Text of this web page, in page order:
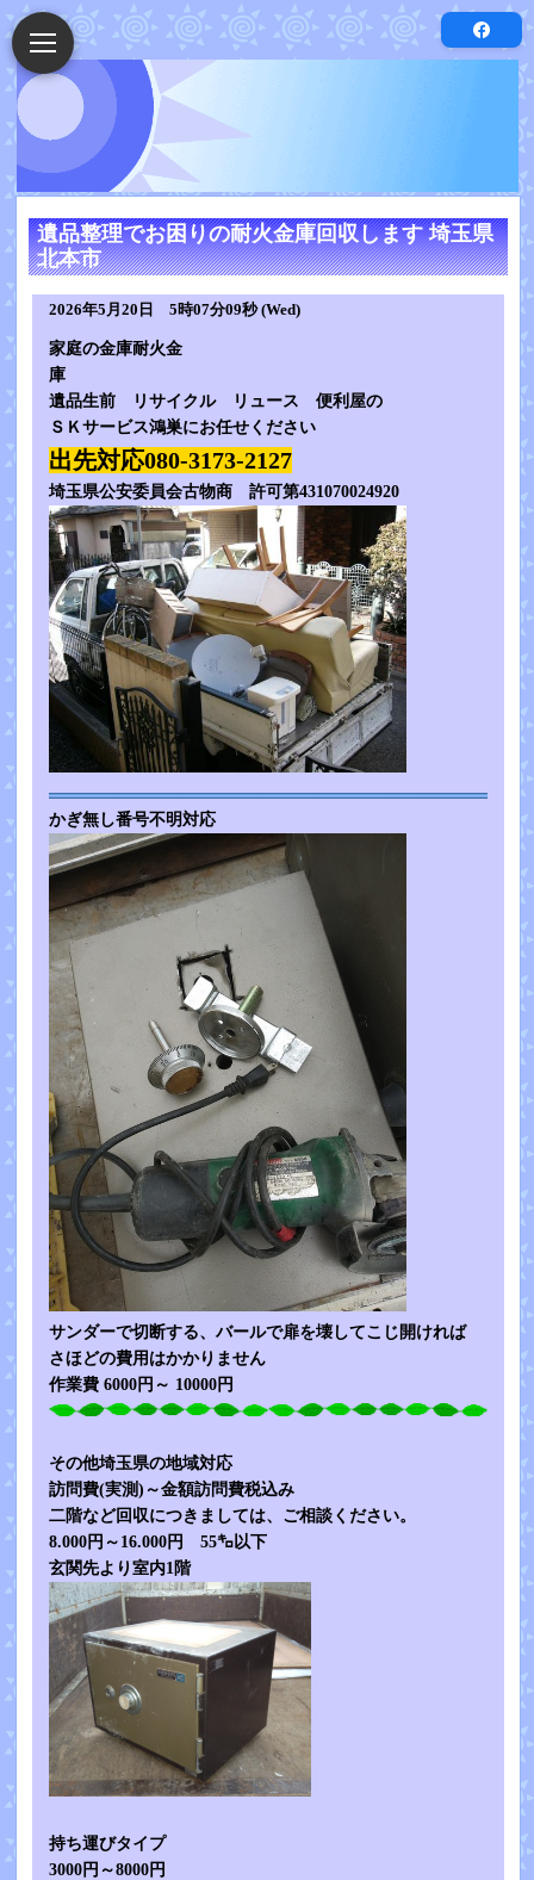
遺品整理でお困りの耐火金庫回収します 埼玉県
北本市
2026年5月20日 5時07分09秒 (Wed)
家庭の金庫耐火金
庫
遺品生前 リサイクル リュース 便利屋の
ＳＫサービス鴻巣にお任せください
出先対応080-3173-2127
埼玉県公安委員会古物商 許可第431070024920
かぎ無し番号不明対応
サンダーで切断する、バールで扉を壊してこじ開ければ
さほどの費用はかかりません
作業費 6000円～ 10000円
その他埼玉県の地域対応
訪問費(実測)～金額訪問費税込み
二階など回収につきましては、ご相談ください。
8.000円～16.000円 55㌔以下
玄関先より室内1階
持ち運びタイプ
3000円～8000円